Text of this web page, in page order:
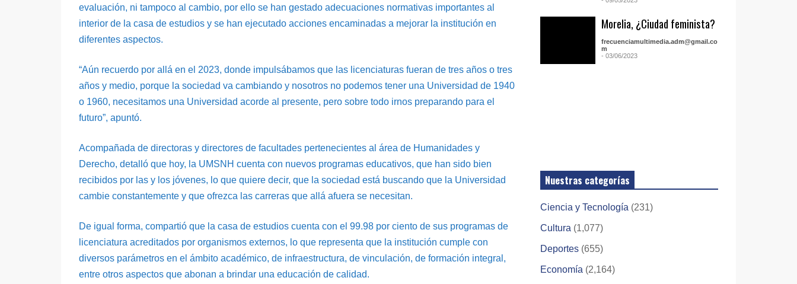
evaluación, ni tampoco al cambio, por ello se han gestado adecuaciones normativas importantes al
interior de la casa de estudios y se han ejecutado acciones encaminadas a mejorar la institución en
diferentes aspectos.
“Aún recuerdo por allá en el 2023, donde impulsábamos que las licenciaturas fueran de tres años o tres
años y medio, porque la sociedad va cambiando y nosotros no podemos tener una Universidad de 1940
o 1960, necesitamos una Universidad acorde al presente, pero sobre todo irnos preparando para el
futuro”, apuntó.
Acompañada de directoras y directores de facultades pertenecientes al área de Humanidades y
Derecho, detalló que hoy, la UMSNH cuenta con nuevos programas educativos, que han sido bien
recibidos por las y los jóvenes, lo que quiere decir, que la sociedad está buscando que la Universidad
cambie constantemente y que ofrezca las carreras que allá afuera se necesitan.
De igual forma, compartió que la casa de estudios cuenta con el 99.98 por ciento de sus programas de
licenciatura acreditados por organismos externos, lo que representa que la institución cumple con
diversos parámetros en el ámbito académico, de infraestructura, de vinculación, de formación integral,
entre otros aspectos que abonan a brindar una educación de calidad.
Morelia, ¿Ciudad feminista?
frecuenciamultimedia.adm@gmail.co
m
- 03/06/2023
Nuestras categorías
Ciencia y Tecnología (231)
Cultura (1,077)
Deportes (655)
Economía (2,164)